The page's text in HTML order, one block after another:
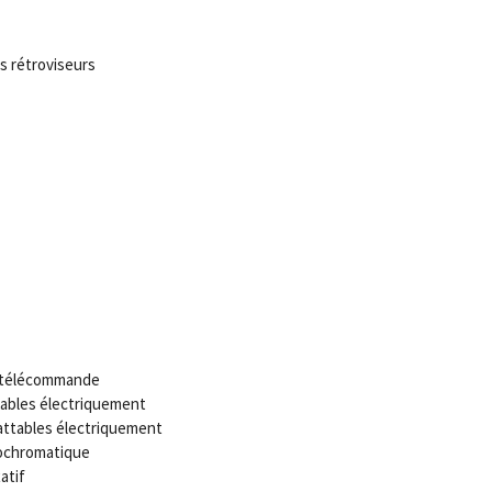
rétroviseurs
électriquement
électriquement